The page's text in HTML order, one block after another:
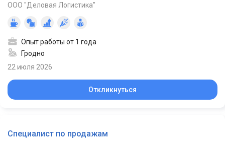
ООО "Деловая Логистика"
Опыт работы от 1 года
Гродно
22 июля 2026
Откликнуться
Специалист по продажам